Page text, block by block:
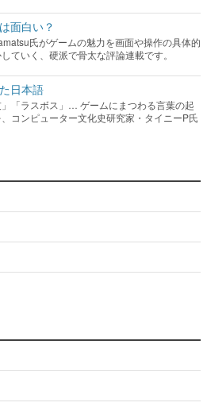
面白い？
氏がゲームの魅力を画面や操作の具体的
ていく、硬派で骨太な評論連載です。
日本語
」「ラスボス」… ゲームにまつわる言葉の起
コンピューター文化史研究家・タイニーP氏